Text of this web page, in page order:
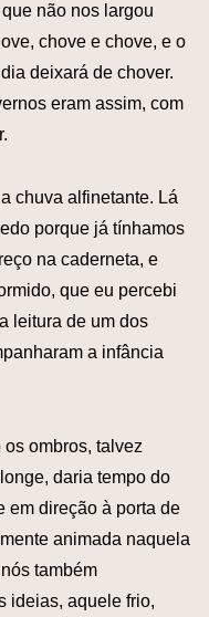
não nos largou
chove e chove, e o
deixará de chover.
eram assim, com
chuva alfinetante. Lá
porque já tínhamos
na caderneta, e
que eu percebi
leitura de um dos
a infância
ombros, talvez
daria tempo do
em direção à porta de
animada naquela
também
ideias, aquele frio,